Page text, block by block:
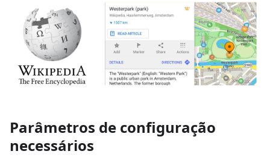
Parâmetros de configuração
necessários